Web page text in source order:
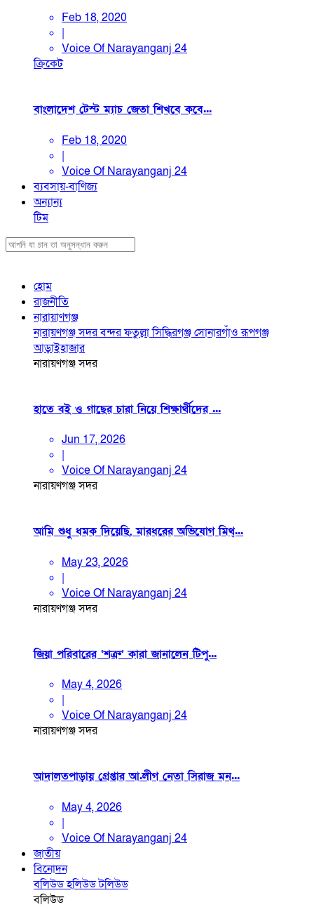
Feb 18, 2020
|
Voice Of Narayanganj 24
ক্রিকেট
বাংলাদেশ টেস্ট ম্যাচ জেতা শিখবে কবে...
Feb 18, 2020
|
Voice Of Narayanganj 24
ব্যবসায়-বাণিজ্য
অন্যান্য
টিম
হোম
রাজনীতি
নারায়াণগঞ্জ
নারায়ণগঞ্জ সদরবন্দরফতুল্লাসিদ্ধিরগঞ্জসোনারগাঁওরূপগঞ্জ
আড়াইহাজার
নারায়ণগঞ্জ সদর
হাতে বই ও গাছের চারা নিয়ে শিক্ষার্থীদের ...
Jun 17, 2026
|
Voice Of Narayanganj 24
নারায়ণগঞ্জ সদর
আমি শুধু ধমক দিয়েছি, মারধরের অভিযোগ মিথ্...
May 23, 2026
|
Voice Of Narayanganj 24
নারায়ণগঞ্জ সদর
জিয়া পরিবারের ‘শত্রু’ কারা জানালেন টিপু...
May 4, 2026
|
Voice Of Narayanganj 24
নারায়ণগঞ্জ সদর
আদালতপাড়ায় গ্রেপ্তার আ.লীগ নেতা সিরাজ মন...
May 4, 2026
|
Voice Of Narayanganj 24
জাতীয়
বিনোদন
বলিউডহলিউডটলিউড
বলিউড